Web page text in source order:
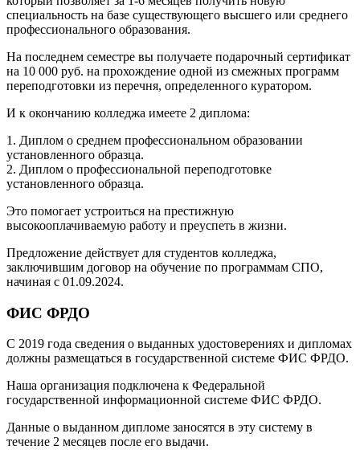
специальность на базе существующего высшего или среднего
профессионального образования.
На последнем семестре вы получаете подарочный сертификат
на 10 000 руб. на прохождение одной из смежных программ
переподготовки из перечня, определенного куратором.
И к окончанию колледжа имеете 2 диплома:
1. Диплом о среднем профессиональном образовании
установленного образца.
2. Диплом о профессиональной переподготовке
установленного образца.
Это помогает устроиться на престижную
высокооплачиваемую работу и преуспеть в жизни.
Предложение действует для студентов колледжа,
заключившим договор на обучение по программам СПО,
начиная с 01.09.2024.
ФИС ФРДО
С 2019 года сведения о выданных удостоверениях и дипломах
должны размещаться в государственной системе ФИС ФРДО.
Наша организация подключена к Федеральной
государственной информационной системе ФИС ФРДО.
Данные о выданном дипломе заносятся в эту систему в
течение 2 месяцев после его выдачи.